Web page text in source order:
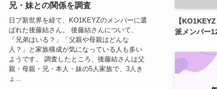
兄・妹との関係を調査
日プ新世界を経て、KO1KEYZのメンバーに選
ばれた後藤結さん。 後藤結さんについて、
「兄弟はいる？」「父親や母親はどんな
人？」と家族構成が気になっている人も多い
ようです。 調査したところ、後藤結さんは父
親・母親・兄・本人・妹の5人家族で、3人き
ょ...
【
派メンバー